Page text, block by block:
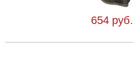
654 руб.